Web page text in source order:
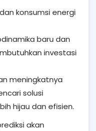
konsumsi energi
baru dan
investasi
meningkatnya
solusi
hijau dan efisien.
akan